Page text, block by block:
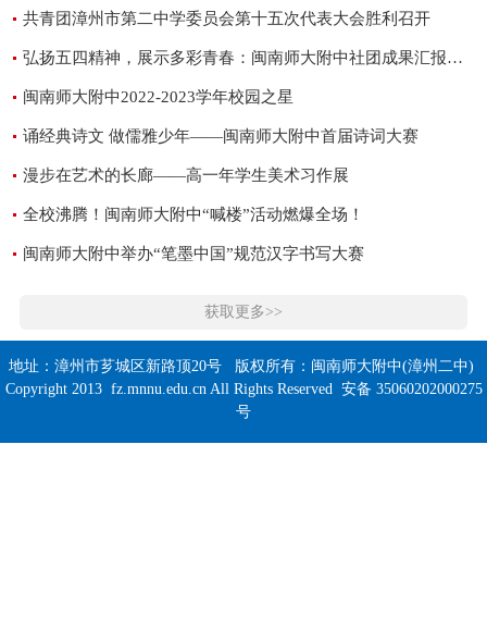
共青团漳州市第二中学委员会第十五次代表大会胜利召开
弘扬五四精神，展示多彩青春：闽南师大附中社团成果汇报系列活动
闽南师大附中2022-2023学年校园之星
诵经典诗文 做儒雅少年——闽南师大附中首届诗词大赛
漫步在艺术的长廊——高一年学生美术习作展
全校沸腾！闽南师大附中“喊楼”活动燃爆全场！
闽南师大附中举办“笔墨中国”规范汉字书写大赛
获取更多>>
地址：漳州市芗城区新路顶20号 版权所有：闽南师大附中(漳州二中)
Copyright 2013 fz.mnnu.edu.cn All Rights Reserved 安备 35060202000275
号